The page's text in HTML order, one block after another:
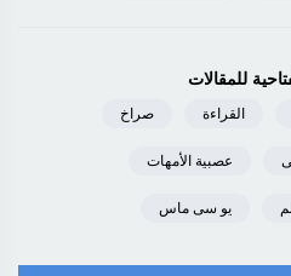
للمقالات
القراءة صراخ
عصبية الأمهات
يو سى ماس